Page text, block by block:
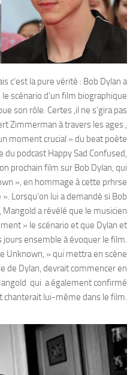
c’est la pure vérité : Bob Dylan a
scénario d’un film biographique
son rôle. Certes ,il ne s’gira pas
Zimmerman à travers les ages ,
moment crucial » du beat poète
du podcast Happy Sad Confused,
prochain film sur Bob Dylan, qui
», en hommage à cette prhrse
Lorsqu’on lui a demandé si Bob
a révélé que le musicien
» le scénario et que Dylan et
ensemble à évoquer le film.
Unknown, » qui mettra en scène
de Dylan, devrait commencer en
qui a également confirmé
chanterait lui-même dans le film.